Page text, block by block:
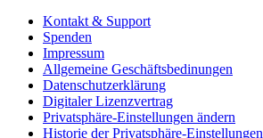
Kontakt & Support
Spenden
Impressum
Allgemeine Geschäftsbedinungen
Datenschutzerklärung
Digitaler Lizenzvertrag
Privatsphäre-Einstellungen ändern
Historie der Privatsphäre-Einstellungen